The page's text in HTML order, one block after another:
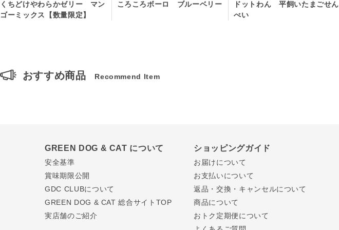
くちどけやわらかゼリー マン
ゴーミックス【数量限定】
ころころボーロ ブルーベリー
ドットわん 平飼いたまごせん
べい
おすすめ商品 Recommend Item
GREEN DOG & CAT について
安全基準
賞味期限公開
GDC CLUBについて
GREEN DOG & CAT 総合サイトTOP
実店舗のご紹介
ショッピングガイド
お届けについて
お支払いについて
返品・交換・キャンセルについて
商品について
おトク定期便について